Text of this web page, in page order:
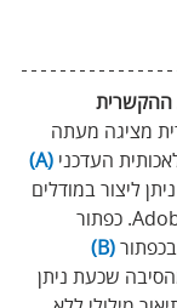
ההקשרית
מציגה מעתה
העדכני (A)
ניתן ליצור במודלים
(B)
שכעת ניתן